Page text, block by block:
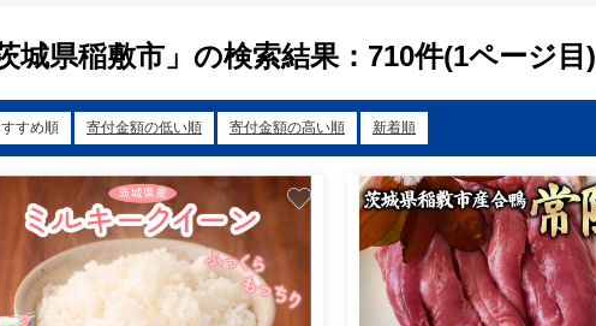
茨城県稲敷市」の検索結果：710件(1ページ目)
すめ順 寄付金額の低い順 寄付金額の高い順 新着順